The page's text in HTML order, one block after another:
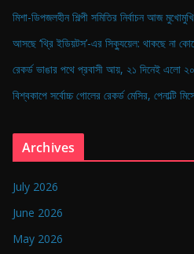
a
l
B
n
g
মিশা-ডিপজলহীন শিল্পী সমিতির নির্বাচন আজ
আসছে ‘থ্রি ইডিয়টস’-এর সিক্যুয়েল: থাকছে না
রেকর্ড ভাঙার পথে প্রবাসী আয়, ২১ দিনেই এলো
বিশ্বকাপে সর্বোচ্চ গোলের রেকর্ড মেসির, পেনাল্টি
Archives
July 2026
June 2026
May 2026